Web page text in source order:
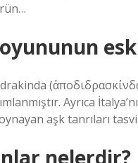
Ayrıca
aşk tanrıları
nelerdir?